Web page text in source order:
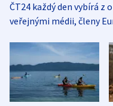
ČT24 každý den vybírá z
veřejnými médii, členy